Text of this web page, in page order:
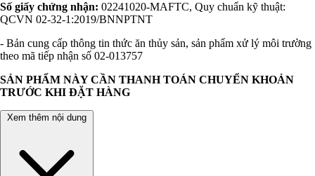
Số giấy chứng nhận: 02241020-MAFTC, Quy chuẩn kỹ thuật:
QCVN 02-32-1:2019/BNNPTNT
- Bản cung cấp thông tin thức ăn thủy sản, sản phẩm xử lý môi trường
theo mã tiếp nhận số 02-013757
SẢN PHẨM NÀY CẦN THANH TOÁN CHUYỂN KHOẢN
TRƯỚC KHI ĐẶT HÀNG
Xem thêm nội dung